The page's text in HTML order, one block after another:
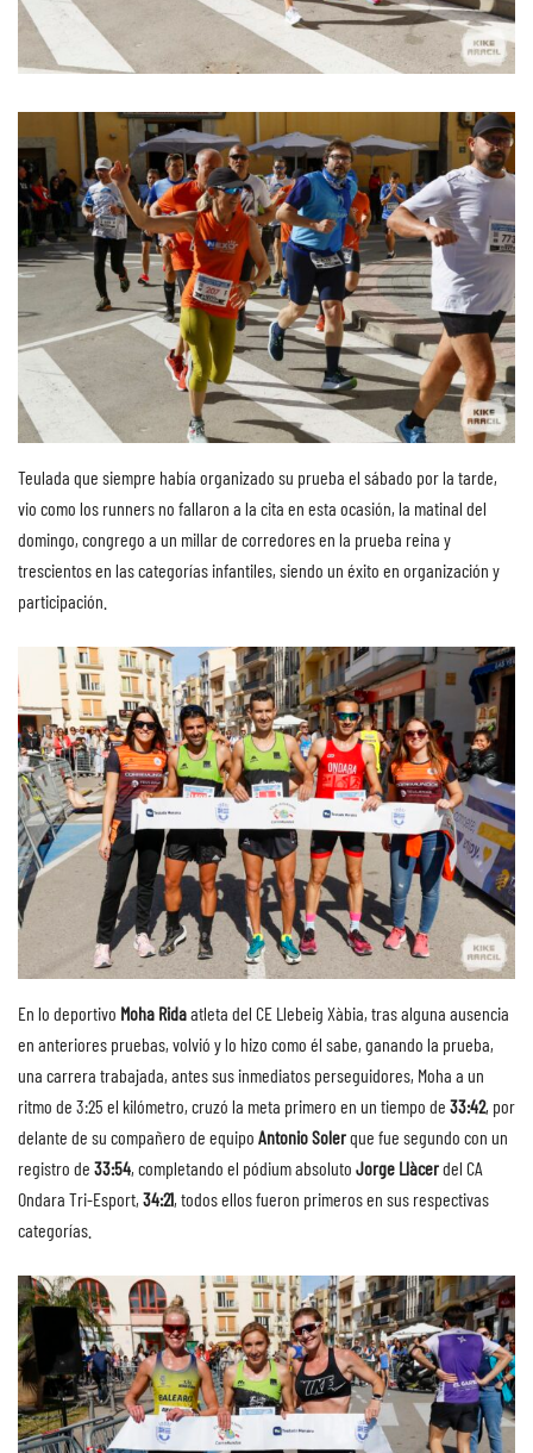
Teulada que siempre había organizado su prueba el sábado por la tarde,
vio como los runners no fallaron a la cita en esta ocasión, la matinal del
domingo, congrego a un millar de corredores en la prueba reina y
trescientos en las categorías infantiles, siendo un éxito en organización y
participación.
En lo deportivo Moha Ridaatleta del CE Llebeig Xàbia, tras alguna ausencia
en anteriores pruebas, volvió y lo hizo como él sabe, ganando la prueba,
una carrera trabajada, antes sus inmediatos perseguidores, Moha a un
ritmo de 3:25 el kilómetro, cruzó la meta primero en un tiempo de 33:42, por
delante de su compañero de equipo Antonio Solerque fue segundo con un
registro de 33:54, completando el pódium absoluto Jorge Llàcerdel CA
Ondara Tri-Esport, 34:21, todos ellos fueron primeros en sus respectivas
categorías.